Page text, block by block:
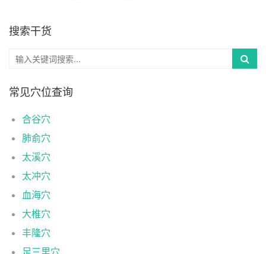
搜索干货
常见穴位查询
合谷穴
肺俞穴
太溪穴
太冲穴
血海穴
大椎穴
丰隆穴